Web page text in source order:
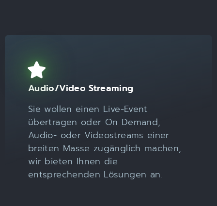
Audio/Video Streaming
Sie wollen einen Live-Event
übertragen oder On Demand,
Audio- oder Videostreams einer
breiten Masse zugänglich machen,
wir bieten Ihnen die
entsprechenden Lösungen an.